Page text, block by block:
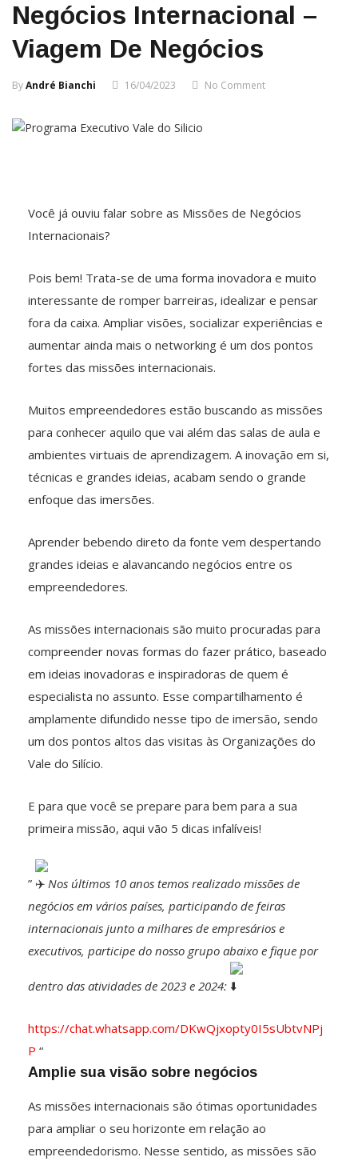
Negócios Internacional –
Viagem De Negócios
ByAndré Bianchi 16/04/2023 No Comment
Você já ouviu falar sobre as Missões de Negócios
Internacionais?
Pois bem! Trata-se de uma forma inovadora e muito
interessante de romper barreiras, idealizar e pensar
fora da caixa. Ampliar visões, socializar experiências e
aumentar ainda mais o networking é um dos pontos
fortes das missões internacionais.
Muitos empreendedores estão buscando as missões
para conhecer aquilo que vai além das salas de aula e
ambientes virtuais de aprendizagem. A inovação em si,
técnicas e grandes ideias, acabam sendo o grande
enfoque das imersões.
Aprender bebendo direto da fonte vem despertando
grandes ideias e alavancando negócios entre os
empreendedores.
As missões internacionais são muito procuradas para
compreender novas formas do fazer prático, baseado
em ideias inovadoras e inspiradoras de quem é
especialista no assunto. Esse compartilhamento é
amplamente difundido nesse tipo de imersão, sendo
um dos pontos altos das visitas às Organizações do
Vale do Silício.
E para que você se prepare para bem para a sua
primeira missão, aqui vão 5 dicas infalíveis!
”
Nos últimos 10 anos temos realizado missões de
negócios em vários países, participando de feiras
internacionais junto a milhares de empresários e
executivos, participe do nosso grupo abaixo e fique por
dentro das atividades de 2023 e 2024:
https://chat.whatsapp.com/DKwQjxopty0I5sUbtvNPj
P “
Amplie sua visão sobre negócios
As missões internacionais são ótimas oportunidades
para ampliar o seu horizonte em relação ao
empreendedorismo. Nesse sentido, as missões são